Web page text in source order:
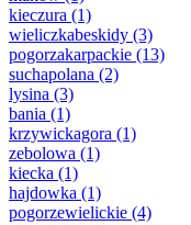
kieczura (1)
wieliczkabeskidy (3)
pogorzakarpackie (13)
suchapolana (2)
lysina (3)
bania (1)
krzywickagora (1)
zebolowa (1)
kiecka (1)
hajdowka (1)
pogorzewielickie (4)